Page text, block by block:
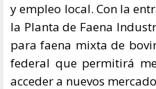
y empleo local. Con la
la Planta de Faena
para faena mixta de
federal que permitirá
acceder a nuevos